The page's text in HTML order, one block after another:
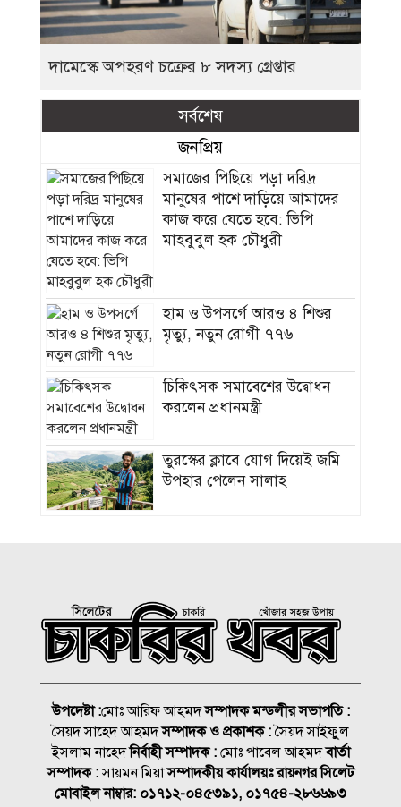
দামেস্কে অপহরণ চক্রের ৮ সদস্য গ্রেপ্তার
সর্বশেষ
জনপ্রিয়
সমাজের পিছিয়ে পড়া দরিদ্র
মানুষের পাশে দাড়িয়ে আমাদের
কাজ করে যেতে হবে: ভিপি
মাহবুবুল হক চৌধুরী
হাম ও উপসর্গে আরও ৪ শিশুর
মৃত্যু, নতুন রোগী ৭৭৬
চিকিৎসক সমাবেশের উদ্বোধন
করলেন প্রধানমন্ত্রী
তুরস্কের ক্লাবে যোগ দিয়েই জমি
উপহার পেলেন সালাহ
দামেস্কে অপহরণ চক্রের ৮ সদস্য
গ্রেপ্তার
ইউনিকের যাত্রী
এসএসসির ফল আগামী ১০
আগস্ট (সোমবার)
উপদেষ্টা :মোঃ আরিফ আহমদসম্পাদক মন্ডলীর সভাপতি :
সৈয়দ সাহেদ আহমদসম্পাদক ও প্রকাশক :সৈয়দ সাইফুুল
ইসলাম নাহেদনির্বাহী সম্পাদক :মোঃ পাবেল আহমদবার্তা
সম্পাদক :সায়মন মিয়াসম্পাদকীয় কার্যালয়ঃ রায়নগর সিলেট
মোবাইল নাম্বার: ০১৭১২-০৪৫৩৯১, ০১৭৫৪-২৮৬৬৯৩